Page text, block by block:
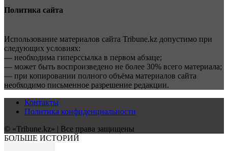
Политика сайта
Использование материалов сайта Tribune.kz допустимо при
следующих условиях:
— необходима гиперссылка в первом абзаце;
— может быть воспроизведено не более 30% всего материала;
— при копировании полного объёма материалов сайта
необходимо письменное разрешение редакции.
Контакты
Политика конфиденциальности
© «Tribune.kz» | Все права защищены
БОЛЬШЕ ИСТОРИЙ